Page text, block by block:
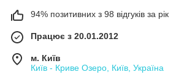
94% позитивних з 98 відгуків за рік
Працює з 20.01.2012
м. Київ
Київ - Криве Озеро, Київ, Україна